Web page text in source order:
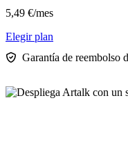
5,49 €/mes
Elegir plan
Garantía de reembolso